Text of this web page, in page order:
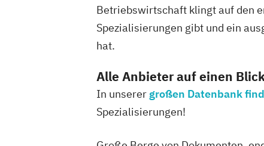
Betriebswirtschaft klingt auf den
Spezialisierungen gibt und ein
hat.
Alle Anbieter auf einen
In unserer großen Datenbank
Spezialisierungen!